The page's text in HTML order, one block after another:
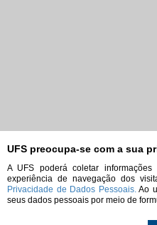
UFS preocupa-se com a sua
A UFS poderá coletar
experiência de navegação dos
Privacidade de Dados Pessoais.Ao
seus dados pessoais por meio de